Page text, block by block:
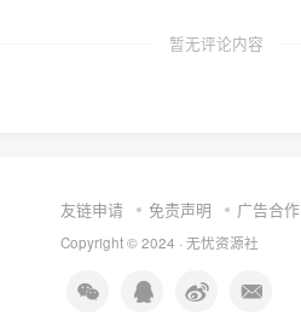
暂无评论内容
友链申请 免责声明 广告合作
Copyright © 2024 · 无忧资源社